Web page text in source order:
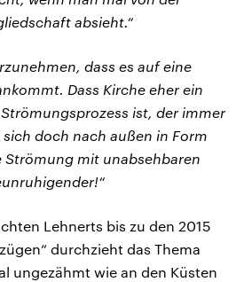
absieht.“
dass es auf eine
Dass Kirche eher ein
ist, der immer
doch nach außen in Form
Strömung mit unabsehbaren
Lehnerts bis zu den 2015
durchzieht das Thema
ungezähmt wie an den Küsten